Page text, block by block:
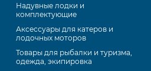
Надувные лодки и
комплектующие
Аксессуары для катеров и
лодочных моторов
Товары для рыбалки и туризма,
одежда, экипировка